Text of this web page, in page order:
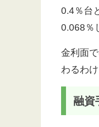
0.4％台
0.068％
金利面
わるわ
融資